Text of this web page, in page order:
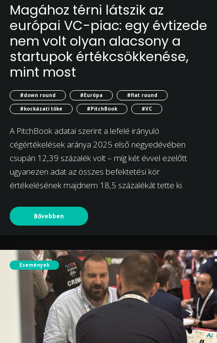
Magához térni látszik az
európai VC-piac: egy évtizede
nem volt olyan alacsony a
startupok értékcsökkenése,
mint most
#down round #Európa
#flat round
#kockázati tőke
#PitchBook #VC
A PitchBook adatai szerint a lefelé irányuló
cégértékelések aránya 2025 első negyedévében
csupán 12,39 százalék volt – míg két évvel ezelőtt
ugyanezen adat az összes befektetési kör
értékelésének majdnem 18,5 százalékát tette ki.
Bővebben
Események